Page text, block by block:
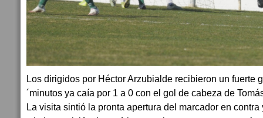
Los dirigidos por Héctor Arzubialde recibieron un fuerte
´minutos ya caía por 1 a 0 con el gol de cabeza de
La visita sintió la pronta apertura del marcador en